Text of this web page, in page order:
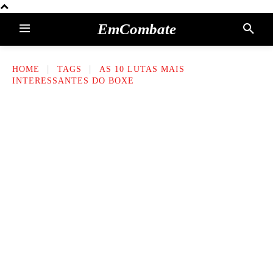
EmCombate
HOME TAGS
AS 10 LUTAS MAIS
INTERESSANTES DO BOXE